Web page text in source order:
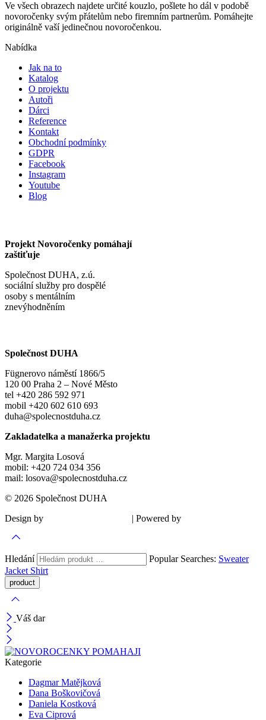
Ve všech obrazech najdete určité kouzlo, pošlete ho dál v podobě
novoročenky svým přátelům nebo firemním partnerům. Pomáhejte
originálně vaší jedinečnou novoročenkou.
Nabídka
Jak na to
Katalog
O projektu
Autoři
Dárci
Reference
Kontakt
Obchodní podmínky
GDPR
Facebook
Instagram
Youtube
Blog
Projekt Novoročenky pomáhají
zaštiťuje
Společnost DUHA, z.ú.
sociální služby pro dospělé
osoby s mentálním
znevýhodněním
Společnost DUHA
Fügnerovo náměstí 1866/5
120 00 Praha 2 – Nové Město
tel +420 286 592 971
mobil +420 602 610 693
duha@spolecnostduha.cz
Zakladatelka a manažerka projektu
Mgr. Margita Losová
mobil: +420 724 034 356
mail: losova@spolecnostduha.cz
© 2026 Společnost DUHA
Design by
| Powered by
Hledání Popular Searches: Sweater
Jacket Shirt
Váš dar
Kategorie
Dagmar Matějková
Dana Boškovičová
Daniela Kostková
Eva Ciprová